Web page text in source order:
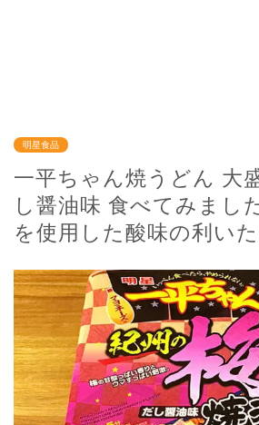
明星食品
一平ちゃん焼うどん 大
し醤油味 食べてみまし
を使用した酸味の利い